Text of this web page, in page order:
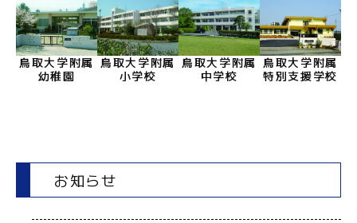
鳥取大学附属
幼稚園
鳥取大学附属
小学校
鳥取大学附属
中学校
鳥取大学附属
特別支援学校
お知らせ